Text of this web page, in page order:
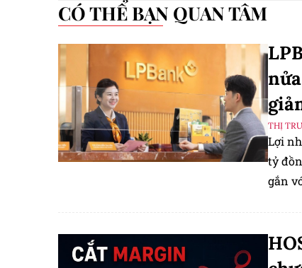
CÓ THỂ BẠN QUAN TÂM
THỊ
Lợi
tỷ
gắn